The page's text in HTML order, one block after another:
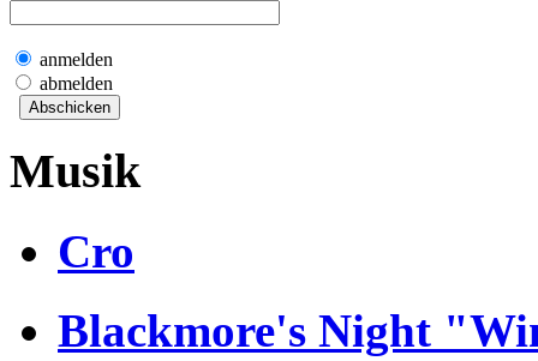
anmelden
abmelden
Musik
Cro
Blackmore's Night